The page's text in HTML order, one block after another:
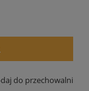
do przechowalni